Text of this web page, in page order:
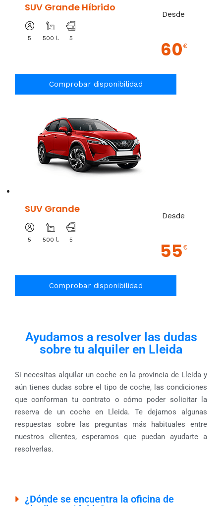
SUV Grande Híbrido
5 500 l. 5
Desde
60 €
Comprobar disponibilidad
SUV Grande
5 500 l. 5
Desde
55 €
Comprobar disponibilidad
Ayudamos a resolver las dudas
sobre tu alquiler en Lleida
Si necesitas alquilar un coche en la provincia de Lleida y
aún tienes dudas sobre el tipo de coche, las condiciones
que conforman tu contrato o cómo poder solicitar la
reserva de un coche en Lleida. Te dejamos algunas
respuestas sobre las preguntas más habituales entre
nuestros clientes, esperamos que puedan ayudarte a
resolverlas.
¿Dónde se encuentra la oficina de